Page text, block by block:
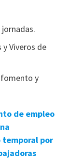
Viveros de
y
de empleo
por